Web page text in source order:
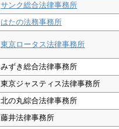
サンク総合法律事務所
はたの法務事務所
東京ロータス法律事務所
みずき総合法律事務所
東京ジャスティス法律事務所
北の丸綜合法律事務所
藤井法律事務所